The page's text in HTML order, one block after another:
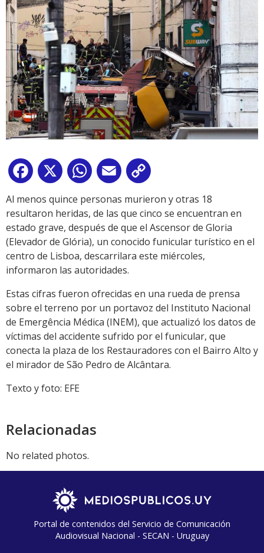
Facebook
X WhatsApp
Email
Link
Al menos quince personas murieron y otras 18
resultaron heridas, de las que cinco se encuentran en
estado grave, después de que el Ascensor de Gloria
(Elevador de Glória), un conocido funicular turístico en el
centro de Lisboa, descarrilara este miércoles,
informaron las autoridades.
Estas cifras fueron ofrecidas en una rueda de prensa
sobre el terreno por un portavoz del Instituto Nacional
de Emergência Médica (INEM), que actualizó los datos de
víctimas del accidente sufrido por el funicular, que
conecta la plaza de los Restauradores con el Bairro Alto y
el mirador de São Pedro de Alcântara.
Texto y foto: EFE
Relacionadas
No related photos.
Portal de contenidos del Servicio de Comunicación
Audiovisual Nacional - SECAN - Uruguay